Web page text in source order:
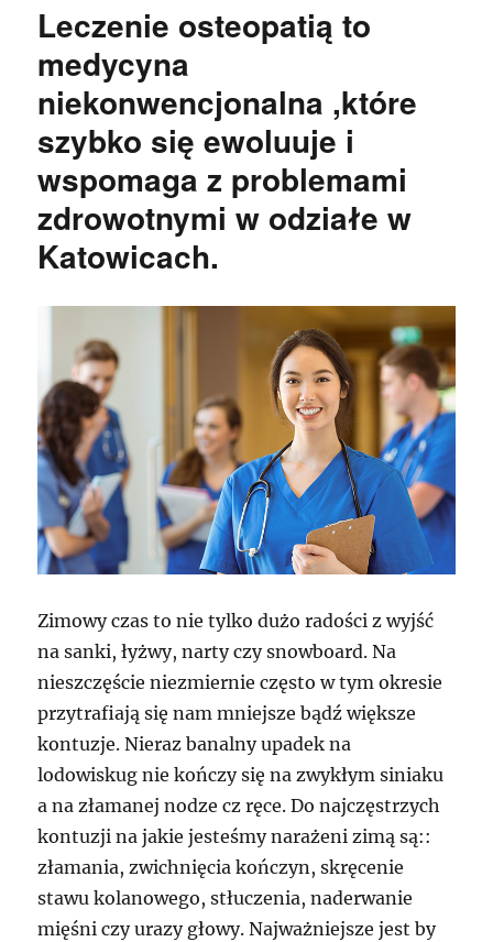
Leczenie osteopatią to
medycyna
niekonwencjonalna ,które
szybko się ewoluuje i
wspomaga z problemami
zdrowotnymi w odziałe w
Katowicach.
Zimowy czas to nie tylko dużo radości z wyjść
na sanki, łyżwy, narty czy snowboard. Na
nieszczęście niezmiernie często w tym okresie
przytrafiają się nam mniejsze bądź większe
kontuzje. Nieraz banalny upadek na
lodowiskug nie kończy się na zwykłym siniaku
a na złamanej nodze cz ręce. Do najczęstrzych
kontuzji na jakie jesteśmy narażeni zimą są::
złamania, zwichnięcia kończyn, skręcenie
stawu kolanowego, stłuczenia, naderwanie
mięśni czy urazy głowy. Najważniejsze jest by